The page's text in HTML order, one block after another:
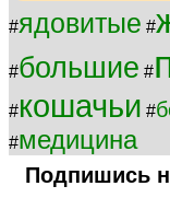
#ядовитые #
#большие #
#кошачьи #
#медицина
Подпишись